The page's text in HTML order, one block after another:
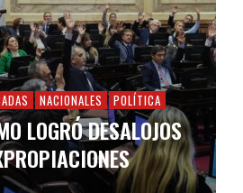
NACIONALES POLÍTICA
LOGRÓ DESALOJOS